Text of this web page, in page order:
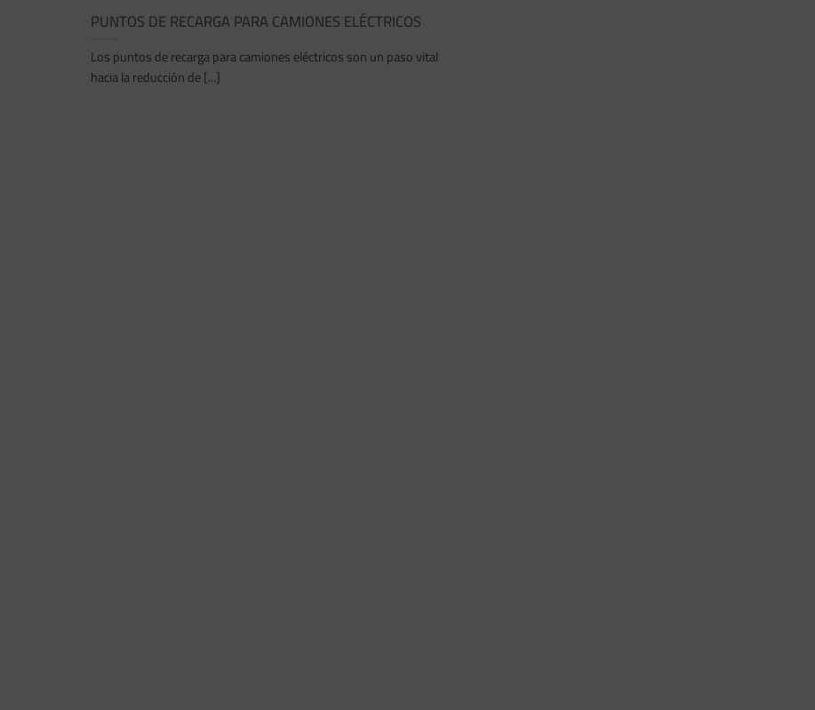
PUNTOS DE RECARGA PARA CAMIONES ELÉCTRICOS
Los puntos de recarga para camiones eléctricos son un paso vital
hacia la reducción de [...]